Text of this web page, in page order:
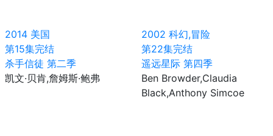
2014 美国
第15集完结
杀手信徒 第二季
凯文·贝肯,詹姆斯·鲍弗
2002 科幻,冒险
第22集完结
遥远星际 第四季
Ben Browder,Claudia
Black,Anthony Simcoe